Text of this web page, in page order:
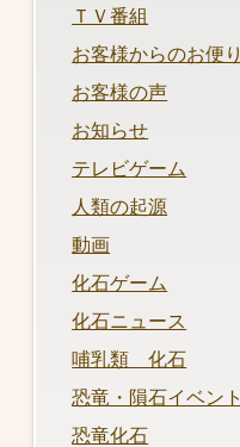
ＴＶ番組
お客様からのお便り
お客様の声
お知らせ
テレビゲーム
人類の起源
動画
化石ゲーム
化石ニュース
哺乳類 化石
恐竜・隕石イベント
恐竜化石